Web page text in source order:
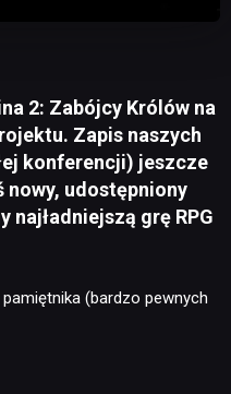
2: Zabójcy Królów na
Zapis naszych
konferencji) jeszcze
nowy, udostępniony
najładniejszą grę RPG
(bardzo pewnych